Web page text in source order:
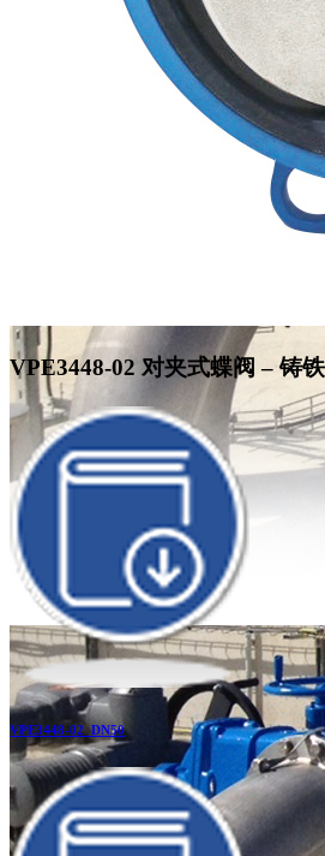
VPE3448-02 对夹式蝶阀 – 铸
VPE3448-02_DN50